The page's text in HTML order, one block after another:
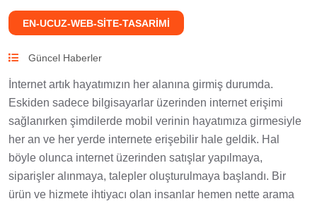
EN-UCUZ-WEB-SITE-TASARIMI
Güncel Haberler
İnternet artık hayatımızın her alanına girmiş durumda.
Eskiden sadece bilgisayarlar üzerinden internet erişimi
sağlanırken şimdilerde mobil verinin hayatımıza girmesiyle
her an ve her yerde internete erişebilir hale geldik. Hal
böyle olunca internet üzerinden satışlar yapılmaya,
siparişler alınmaya, talepler oluşturulmaya başlandı. Bir
ürün ve hizmete ihtiyacı olan insanlar hemen nette arama